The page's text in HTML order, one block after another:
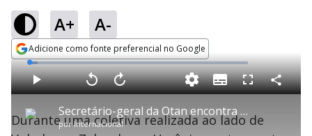
A+ A-
Adicione como fonte preferencial no Google
Opens in new window
P Secretário-geral da Otan encontra Zelensky na Ucrânia
porInternacional
P V
t
a
r
1
A
n
ç
a
r
L
o
a
d
e
3
.
7
S
u
b
i
t
l
F
s
c
C
o
Durante uma coletiva realizada ao lado de